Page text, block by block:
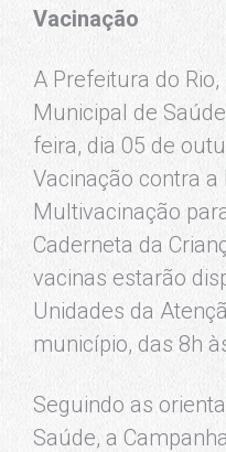
Vacinação
A Prefeitura do
Municipal de
feira, dia 05 de
Vacinação contra a
Multivacinação
Caderneta da
vacinas estarão
Unidades da
município, das 8h
Seguindo as
Saúde, a